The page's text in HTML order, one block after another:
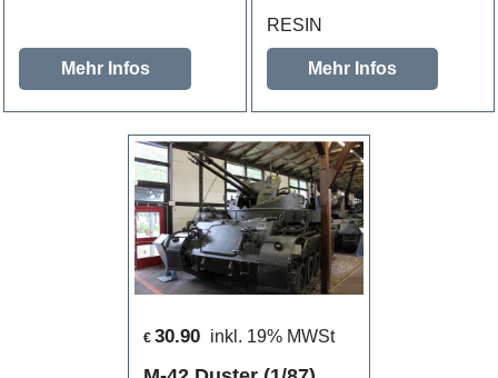
Mehr Infos
RESIN
Mehr Infos
€ 30.90 inkl. 19% MWSt